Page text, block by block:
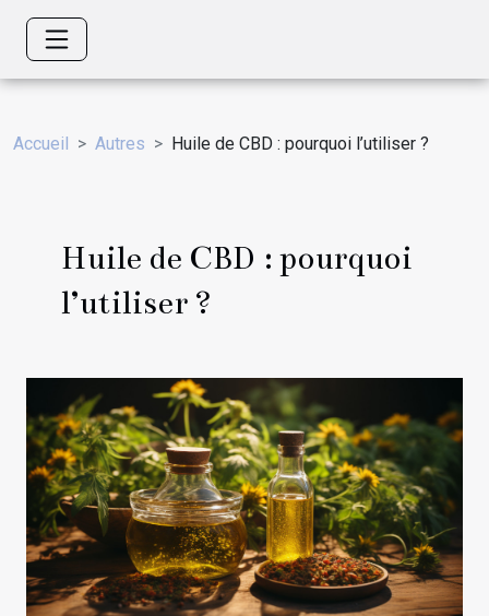
Accueil Autres Huile de CBD : pourquoi l’utiliser ?
Huile de CBD : pourquoi
l’utiliser ?